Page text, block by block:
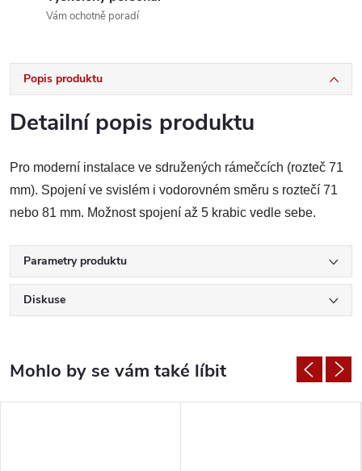
Vám ochotně poradí
Popis produktu
Detailní popis produktu
Pro moderní instalace ve sdružených rámečcích (rozteč 71
mm). Spojení ve svislém i vodorovném směru s roztečí 71
nebo 81 mm. Možnost spojení až 5 krabic vedle sebe.
Parametry produktu
Diskuse